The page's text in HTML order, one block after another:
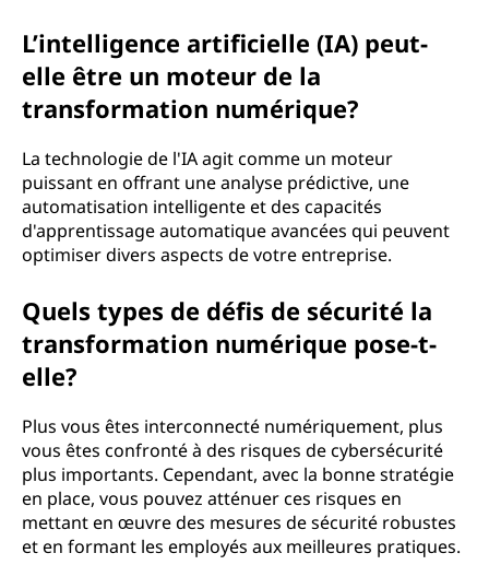
L’intelligence artificielle (IA) peut-
elle être un moteur de la
transformation numérique?
La technologie de l'IA agit comme un moteur
puissant en offrant une analyse prédictive, une
automatisation intelligente et des capacités
d'apprentissage automatique avancées qui peuvent
optimiser divers aspects de votre entreprise.
Quels types de défis de sécurité la
transformation numérique pose-t-
elle?
Plus vous êtes interconnecté numériquement, plus
vous êtes confronté à des risques de cybersécurité
plus importants. Cependant, avec la bonne stratégie
en place, vous pouvez atténuer ces risques en
mettant en œuvre des mesures de sécurité robustes
et en formant les employés aux meilleures pratiques.